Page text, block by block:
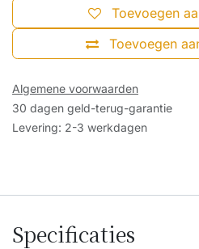
Toevoegen
Toevoegen
Algemene voorwaarden
30 dagen geld-terug-garantie
Levering: 2-3 werkdagen
Specificaties